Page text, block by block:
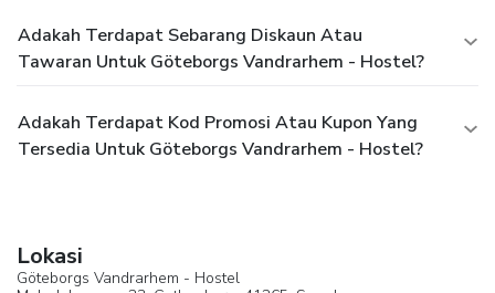
Adakah Terdapat Sebarang Diskaun Atau
Tawaran Untuk Göteborgs Vandrarhem - Hostel?
Adakah Terdapat Kod Promosi Atau Kupon Yang
Tersedia Untuk Göteborgs Vandrarhem - Hostel?
Lokasi
Göteborgs Vandrarhem - Hostel